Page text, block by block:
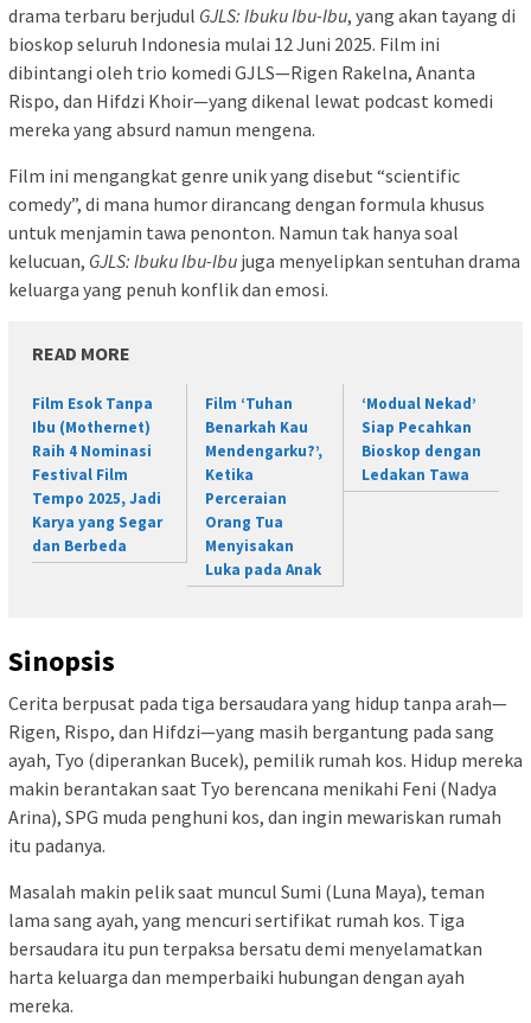
drama terbaru berjudul GJLS: Ibuku Ibu-Ibu, yang akan tayang di
bioskop seluruh Indonesia mulai 12 Juni 2025. Film ini
dibintangi oleh trio komedi GJLS—Rigen Rakelna, Ananta
Rispo, dan Hifdzi Khoir—yang dikenal lewat podcast komedi
mereka yang absurd namun mengena.
Film ini mengangkat genre unik yang disebut “scientific
comedy”, di mana humor dirancang dengan formula khusus
untuk menjamin tawa penonton. Namun tak hanya soal
kelucuan, GJLS: Ibuku Ibu-Ibu juga menyelipkan sentuhan drama
keluarga yang penuh konflik dan emosi.
READ MORE
Film Esok Tanpa
Ibu (Mothernet)
Raih 4 Nominasi
Festival Film
Tempo 2025, Jadi
Karya yang Segar
dan Berbeda
Film ‘Tuhan
Benarkah Kau
Mendengarku?’,
Ketika
Perceraian
Orang Tua
Menyisakan
Luka pada Anak
‘Modual Nekad’
Siap Pecahkan
Bioskop dengan
Ledakan Tawa
Sinopsis
Cerita berpusat pada tiga bersaudara yang hidup tanpa arah—
Rigen, Rispo, dan Hifdzi—yang masih bergantung pada sang
ayah, Tyo (diperankan Bucek), pemilik rumah kos. Hidup mereka
makin berantakan saat Tyo berencana menikahi Feni (Nadya
Arina), SPG muda penghuni kos, dan ingin mewariskan rumah
itu padanya.
Masalah makin pelik saat muncul Sumi (Luna Maya), teman
lama sang ayah, yang mencuri sertifikat rumah kos. Tiga
bersaudara itu pun terpaksa bersatu demi menyelamatkan
harta keluarga dan memperbaiki hubungan dengan ayah
mereka.